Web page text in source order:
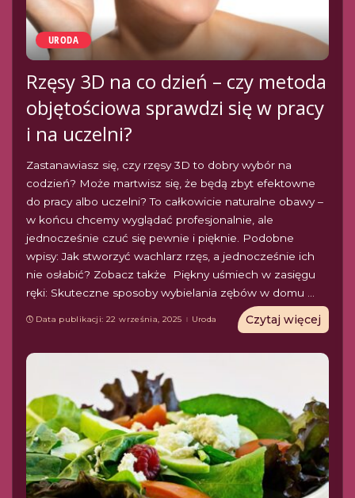
URODA
Rzęsy 3D na co dzień – czy metoda
objętościowa sprawdzi się w pracy
i na uczelni?
Zastanawiasz się, czy rzęsy 3D to dobry wybór na
codzień? Może martwisz się, że będą zbyt efektowne
do pracy albo uczelni? To całkowicie naturalne obawy –
w końcu chcemy wyglądać profesjonalnie, ale
jednocześnie czuć się pewnie i pięknie. Podobne
wpisy: Jak stworzyć wachlarz rzęs, a jednocześnie ich
nie osłabić? Zobacz także Piękny uśmiech w zasięgu
ręki: Skuteczne sposoby wybielania zębów w domu
Data publikacji: 22 września, 2025 Uroda Czytaj więcej